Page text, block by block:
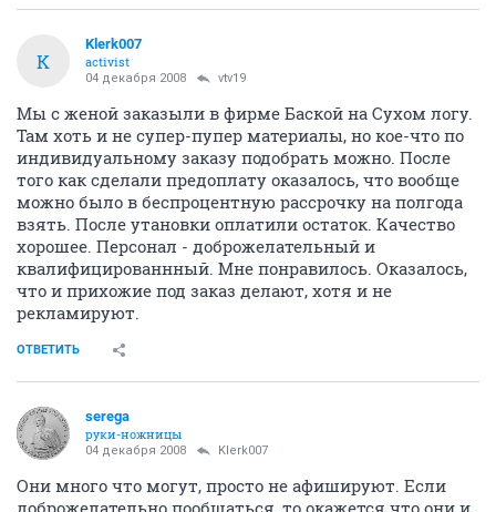
K
Klerk007
activist
04 декабря 2008 vtv19
Мы с женой заказыли в фирме Баской на Сухом логу.
Там хоть и не супер-пупер материалы, но кое-что по
индивидуальному заказу подобрать можно. После
того как сделали предоплату оказалось, что вообще
можно было в беспроцентную рассрочку на полгода
взять. После утановки оплатили остаток. Качество
хорошее. Персонал - доброжелательный и
квалифицированнный. Мне понравилось. Оказалось,
что и прихожие под заказ делают, хотя и не
рекламируют.
ОТВЕТИТЬ
serega
руки-ножницы
04 декабря 2008 Klerk007
Они много что могут, просто не афишируют. Если
доброжелательно пообщаться, то окажется что они и